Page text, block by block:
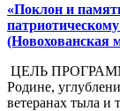
«Поклон и
(Новохованская
ЦЕЛЬ
Родине,
ветеранах тыла и